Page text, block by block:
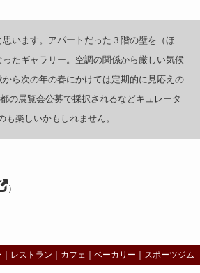
います。アパートだった３階の壁を（ほ
たギャラリー。空調の関係から厳しい気候
ら次の年の春にかけては定期的に見応えの
の展覧会公募で採択されるなどキュレータ
楽しいかもしれません。
）
レストラン カフェ ベーカリー スポーツジム